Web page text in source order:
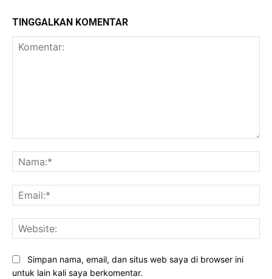
TINGGALKAN KOMENTAR
Simpan nama, email, dan situs web saya di browser ini
untuk lain kali saya berkomentar.